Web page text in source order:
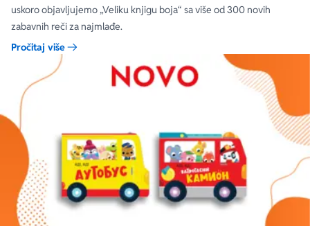
uskoro objavljujemo „Veliku knjigu boja“ sa više od 300 novih
zabavnih reči za najmlađe.
Pročitaj više